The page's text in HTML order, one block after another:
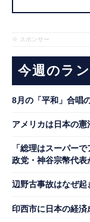
※ スポンサー
今週のラ
8月の「平和」合唱
アメリカは日本の
「総理はスーパー
政党・神谷宗幣代
辺野古事故はなぜ起
印西市に日本の経済